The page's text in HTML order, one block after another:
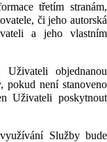
třetím stranám,
či jeho autorská
a jeho vlastním
objednanou
pokud není stanoveno
Uživateli poskytnout
Služby bude